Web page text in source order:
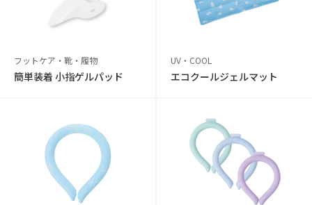
フットケア・靴・履物
簡単装着 小指ゲルパッド
UV・COOL
エコクールジェルマット